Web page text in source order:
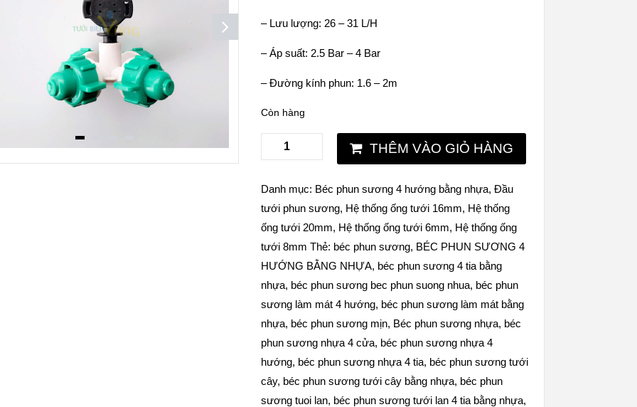
– Lưu lượng: 26 – 31 L/H
– Áp suất: 2.5 Bar – 4 Bar
– Đường kính phun: 1.6 – 2m
Còn hàng
THÊM VÀO GIỎ HÀNG
Danh mục: Béc phun sương 4 hướng bằng nhựa,Đầu
tưới phun sương, Hệ thống ống tưới 16mm, Hệ thống
ống tưới 20mm, Hệ thống ống tưới 6mm, Hệ thống ống
tưới 8mm Thẻ: béc phun sương, BÉC PHUN SƯƠNG 4
HƯỚNG BẰNG NHỰA, béc phun sương 4 tia bằng
nhựa, béc phun sương bec phun suong nhua, béc phun
sương làm mát 4 hướng, béc phun sương làm mát bằng
nhựa, béc phun sương mịn, Béc phun sương nhựa, béc
phun sương nhựa 4 cửa, béc phun sương nhựa 4
hướng, béc phun sương nhựa 4 tia, béc phun sương tưới
cây, béc phun sương tưới cây bằng nhựa, béc phun
sương tuoi lan, béc phun sương tưới lan 4 tia bằng nhựa,